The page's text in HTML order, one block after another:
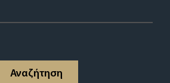
Αναζήτηση